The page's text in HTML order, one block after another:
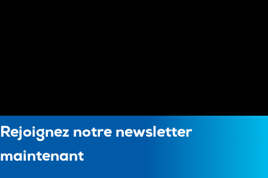
Rejoignez notre newsletter
maintenant